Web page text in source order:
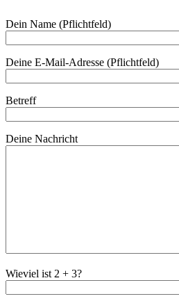
Dein Name (Pflichtfeld)
Deine E-Mail-Adresse (Pflichtfeld)
Betreff
Deine Nachricht
Wieviel ist 2 + 3?